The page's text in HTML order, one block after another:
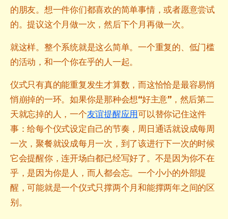
的朋友。想一件你们都喜欢的简单事情，或者愿意尝试
的。提议这个月做一次，然后下个月再做一次。
就这样。整个系统就是这么简单。一个重复的、低门槛
的活动，和一个你在乎的人一起。
仪式只有真的能重复发生才算数，而这恰恰是最容易悄
悄崩掉的一环。如果你是那种会想“好主意”，然后第二
天就忘掉的人，一个友谊提醒应用可以替你记住这件
事：给每个仪式设定自己的节奏，周日通话就设成每周
一次，聚餐就设成每月一次，到了该进行下一次的时候
它会提醒你，连开场白都已经写好了。不是因为你不在
乎，是因为你是人，而人都会忘。一个小小的外部提
醒，可能就是一个仪式只撑两个月和能撑两年之间的区
别。